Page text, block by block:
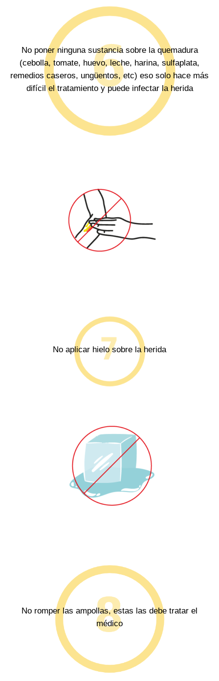
No poner ninguna sustancia sobre la quemadura
(cebolla, tomate, huevo, leche, harina, sulfaplata,
remedios caseros, ungüentos, etc) eso solo hace más
difícil el tratamiento y puede infectar la herida
No aplicar hielo sobre la herida
No romper las ampollas, estas las debe tratar el
médico